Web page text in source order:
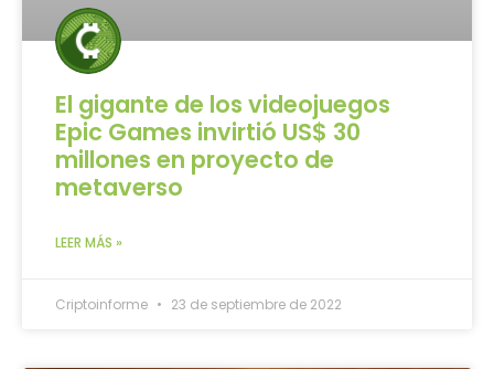
El gigante de los videojuegos
Epic Games invirtió US$ 30
millones en proyecto de
metaverso
LEER MÁS »
Criptoinforme 23 de septiembre de 2022